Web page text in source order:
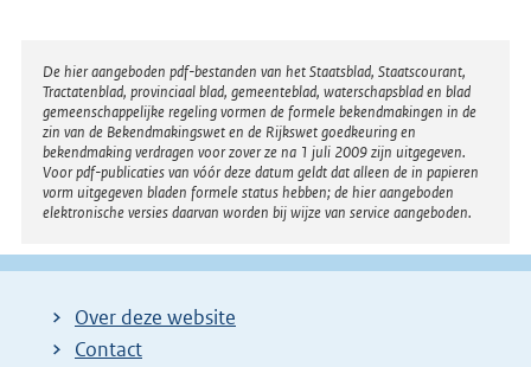
Disclaimer
De hier aangeboden pdf-bestanden van het Staatsblad, Staatscourant,
Tractatenblad, provinciaal blad, gemeenteblad, waterschapsblad en blad
gemeenschappelijke regeling vormen de formele bekendmakingen in de
zin van de Bekendmakingswet en de Rijkswet goedkeuring en
bekendmaking verdragen voor zover ze na 1 juli 2009 zijn uitgegeven.
Voor pdf-publicaties van vóór deze datum geldt dat alleen de in papieren
vorm uitgegeven bladen formele status hebben; de hier aangeboden
elektronische versies daarvan worden bij wijze van service aangeboden.
Over deze website
Contact